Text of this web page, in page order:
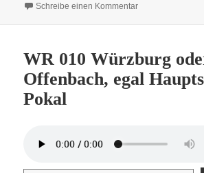
Schreibe einen Kommentarzu WR 011 Die
WR 010 Würzburg
Offenbach, egal
Pokal